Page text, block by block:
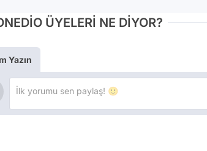
ÜYELERİ NE DİYOR?
Yazın